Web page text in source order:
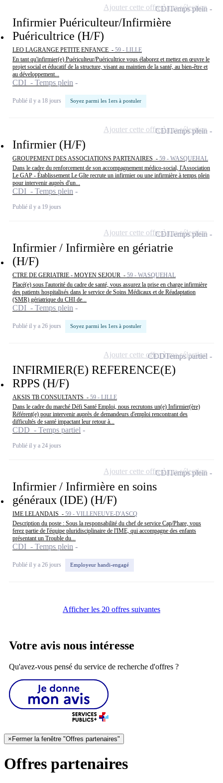
Infirmier Puériculteur/Infirmière
Puéricultrice (H/F)
LEO LAGRANGE PETITE ENFANCE - 59 - LILLE
En tant qu'infirmier(e) Puériculteur/Puéricultrice vous élaborez et mettez en œuvre le
projet social et éducatif de la structure, visant au maintien de la santé, au bien-être et
au développement...
CDI - Temps plein
Publié il y a 18 jours Soyez parmi les 1ers à postuler
CDITemps plein
Ajouter cette offre à ma sélection
Infirmier (H/F)
GROUPEMENT DES ASSOCIATIONS PARTENAIRES - 59 - WASQUEHAL
Dans le cadre du renforcement de son accompagnement médico-social, l'Association
Le GAP - Établissement Le Gîte recrute un infirmier ou une infirmière à temps plein
pour intervenir auprès d'un...
CDI - Temps plein
Publié il y a 19 jours
CDITemps plein
Ajouter cette offre à ma sélection
Infirmier / Infirmière en gériatrie
(H/F)
CTRE DE GERIATRIE - MOYEN SEJOUR - 59 - WASQUEHAL
Placé(e) sous l'autorité du cadre de santé, vous assurez la prise en charge infirmière
des patients hospitalisés dans le service de Soins Médicaux et de Réadaptation
(SMR) gériatrique du CHI de...
CDI - Temps plein
Publié il y a 26 jours Soyez parmi les 1ers à postuler
CDITemps plein
Ajouter cette offre à ma sélection
INFIRMIER(E) REFERENCE(E)
RPPS (H/F)
AKSIS TB CONSULTANTS - 59 - LILLE
Dans le cadre du marché Défi Santé Emploi, nous recrutons un(e) Infirmier(ère)
Référent(e) pour intervenir auprès de demandeurs d'emploi rencontrant des
difficultés de santé impactant leur retour à...
CDD - Temps partiel
Publié il y a 24 jours
CDDTemps partiel
Ajouter cette offre à ma sélection
Infirmier / Infirmière en soins
généraux (IDE) (H/F)
IME LELANDAIS - 59 - VILLENEUVE-D'ASCQ
Description du poste : Sous la responsabilité du chef de service Cap/Phare, vous
ferez partie de l'équipe pluridisciplinaire de l'IME, qui accompagne des enfants
présentant un Trouble du...
CDI - Temps plein
Publié il y a 26 jours Employeur handi-engagé
CDITemps plein
Ajouter cette offre à ma sélection
Afficher les 20 offres suivantes
Votre avis nous intéresse
Qu'avez-vous pensé du service de recherche d'offres ?
×Fermer la fenêtre "Offres partenaires"
Offres partenaires